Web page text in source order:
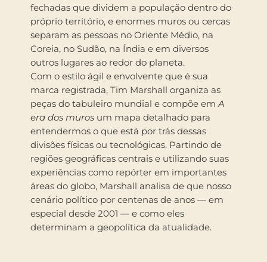
fechadas que dividem a população dentro do
próprio território, e enormes muros ou cercas
separam as pessoas no Oriente Médio, na
Coreia, no Sudão, na Índia e em diversos
outros lugares ao redor do planeta.
Com o estilo ágil e envolvente que é sua
marca registrada, Tim Marshall organiza as
peças do tabuleiro mundial e compõe emA
era dos muros um mapa detalhado para
entendermos o que está por trás dessas
divisões físicas ou tecnológicas. Partindo de
regiões geográficas centrais e utilizando suas
experiências como repórter em importantes
áreas do globo, Marshall analisa de que nosso
cenário político por centenas de anos — em
especial desde 2001 — e como eles
determinam a geopolítica da atualidade.